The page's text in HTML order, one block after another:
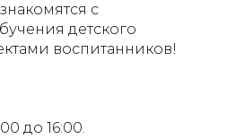
с
детского
воспитанников!
до 16:00.